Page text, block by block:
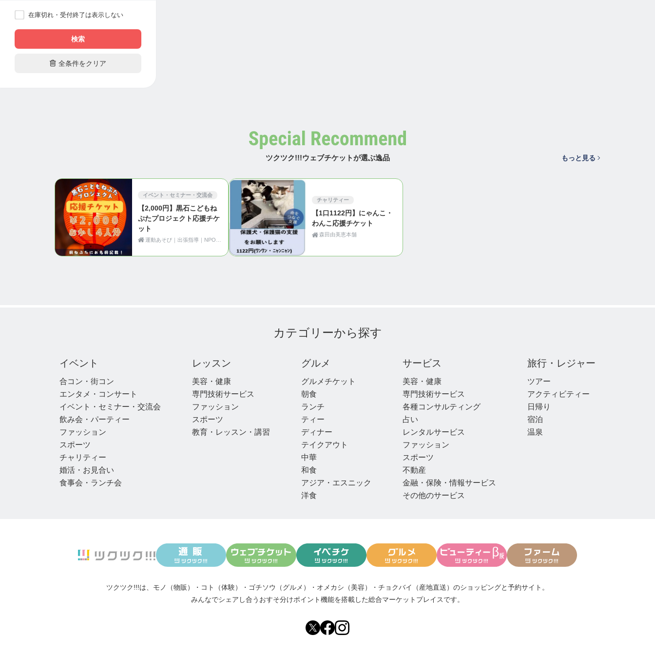
在庫切れ・受付終了は表示しない
検索
 全条件をクリア
ツクツク!!!ウェブチケットが選ぶ逸品 もっと見る
イベント・セミナー・交流会
【2,000円】黒石こどもね
ぷたプロジェクト応援チケ
ット
チャリティー
【1口1122円】にゃんこ・
わんこ応援チケット
森田由美恵本舗
カテゴリーから探す
イベント
合コン・街コン
エンタメ・コンサート
イベント・セミナー・交流会
飲み会・パーティー
ファッション
スポーツ
チャリティー
婚活・お見合い
食事会・ランチ会
レッスン
美容・健康
専門技術サービス
ファッション
スポーツ
教育・レッスン・講習
グルメ
グルメチケット
朝食
ランチ
ティー
ディナー
テイクアウト
中華
和食
アジア・エスニック
洋食
サービス
美容・健康
専門技術サービス
各種コンサルティング
占い
レンタルサービス
ファッション
スポーツ
不動産
金融・保険・情報サービス
その他のサービス
旅行・レジャー
ツアー
アクティビティー
日帰り
宿泊
温泉
ツクツク!!!は、 モノ（物販） ・ コト（体験） ・ ゴチソウ（グルメ） ・ オメカシ（美容） ・ チョクバイ（産地直送） のショッピングと予約サイト。
みんなでシェアし合う おすそ分けポイント機能を搭載した総合マーケットプレイスです。